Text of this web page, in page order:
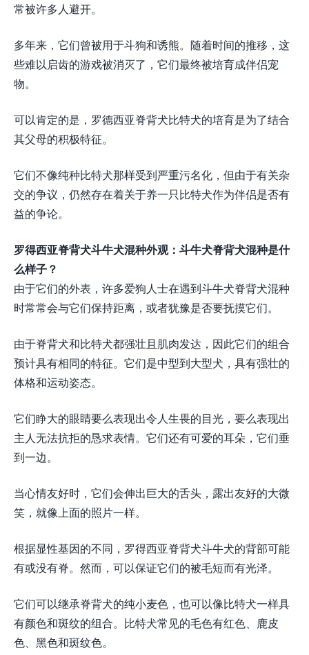
常被许多人避开。
多年来，它们曾被用于斗狗和诱熊。随着时间的推移，这
些难以启齿的游戏被消灭了，它们最终被培育成伴侣宠
物。
可以肯定的是，罗德西亚脊背犬比特犬的培育是为了结合
其父母的积极特征。
它们不像纯种比特犬那样受到严重污名化，但由于有关杂
交的争议，仍然存在着关于养一只比特犬作为伴侣是否有
益的争论。
罗得西亚脊背犬斗牛犬混种外观：斗牛犬脊背犬混种是什
么样子？
由于它们的外表，许多爱狗人士在遇到斗牛犬脊背犬混种
时常常会与它们保持距离，或者犹豫是否要抚摸它们。
由于脊背犬和比特犬都强壮且肌肉发达，因此它们的组合
预计具有相同的特征。它们是中型到大型犬，具有强壮的
体格和运动姿态。
它们睁大的眼睛要么表现出令人生畏的目光，要么表现出
主人无法抗拒的恳求表情。它们还有可爱的耳朵，它们垂
到一边。
当心情友好时，它们会伸出巨大的舌头，露出友好的大微
笑，就像上面的照片一样。
根据显性基因的不同，罗得西亚脊背犬斗牛犬的背部可能
有或没有脊。然而，可以保证它们的被毛短而有光泽。
它们可以继承脊背犬的纯小麦色，也可以像比特犬一样具
有颜色和斑纹的组合。比特犬常见的毛色有红色、鹿皮
色、黑色和斑纹色。